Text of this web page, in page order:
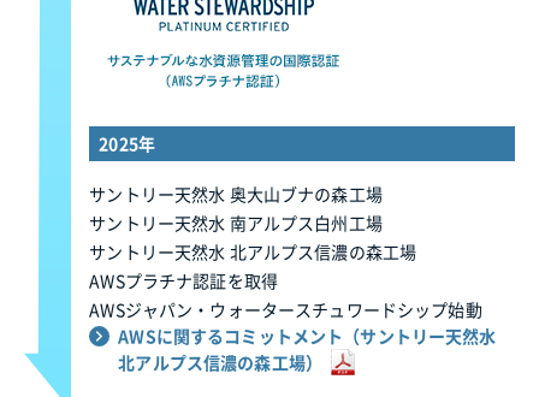
2025年
サントリー天然水 奥大山ブナの森工場
サントリー天然水 南アルプス白州工場
サントリー天然水 北アルプス信濃の森工場
AWSプラチナ認証を取得
AWSジャパン・ウォータースチュワードシップ始動
AWSに関するコミットメント（サントリー天然水
北アルプス信濃の森工場）